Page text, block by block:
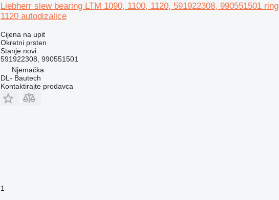
Liebherr slew bearing LTM 1090, 1100, 1120, 591922308, 990551501
1120 autodizalice
Cijena na upit
Okretni prsten
Stanjenovi
591922308, 990551501
Njemačka
DL- Bautech
Kontaktirajte prodavca
1